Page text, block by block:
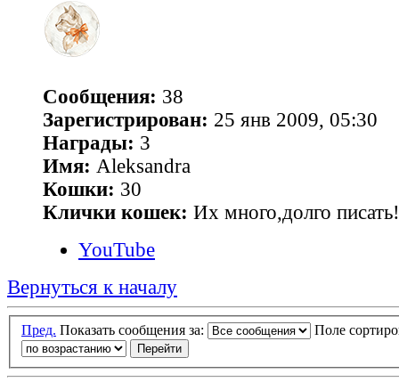
Сообщения: 38
Зарегистрирован: 25 янв 2009, 05:30
Награды: 3
Имя: Aleksandra
Кошки: 30
Клички кошек: Их много,долго
YouTube
Вернуться к началу
Пред. Показать сообщения за: Поле